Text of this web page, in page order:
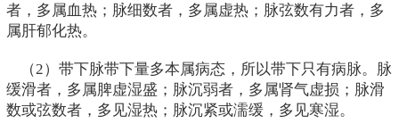
者，多属血热；脉细数者，多属虚热；脉弦数有力者，多
属肝郁化热。
（2）带下脉带下量多本属病态，所以带下只有病脉。脉
缓滑者，多属脾虚湿盛；脉沉弱者，多属肾气虚损；脉滑
数或弦数者，多见湿热；脉沉紧或濡缓，多见寒湿。